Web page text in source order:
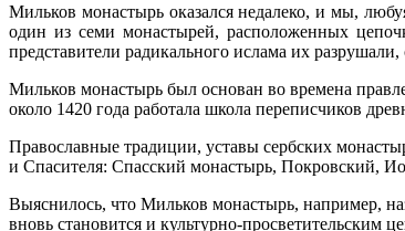
Мильков монастырь оказался недалеко, и мы,
один из семи монастырей, расположенных
представители радикального ислама их
Мильков монастырь был основан во времена
около 1420 года работала школа переписчиков
Православные традиции, уставы сербских
и Спасителя: Спасский монастырь, Покровский,
Выяснилось, что Мильков монастырь, например,
вновь становится и культурно-просветительским